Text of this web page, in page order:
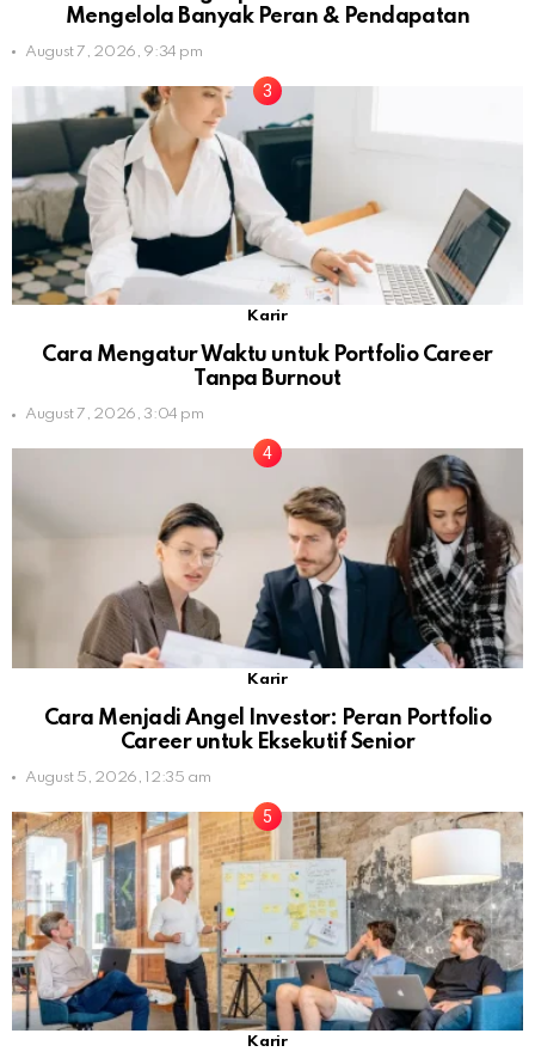
Mengelola Banyak Peran & Pendapatan
August 7, 2026, 9:34 pm
Karir
Cara Mengatur Waktu untuk Portfolio Career
Tanpa Burnout
August 7, 2026, 3:04 pm
Karir
Cara Menjadi Angel Investor: Peran Portfolio
Career untuk Eksekutif Senior
August 5, 2026, 12:35 am
Karir